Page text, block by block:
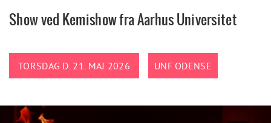
Show ved Kemishow fra Aarhus Universitet
TORSDAG D. 21. MAJ 2026 UNF ODENSE